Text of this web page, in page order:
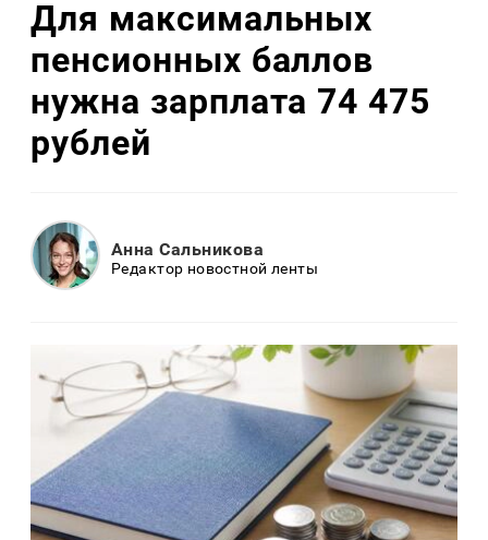
Для максимальных
пенсионных баллов
нужна зарплата 74 475
рублей
Анна Сальникова
Редактор новостной ленты